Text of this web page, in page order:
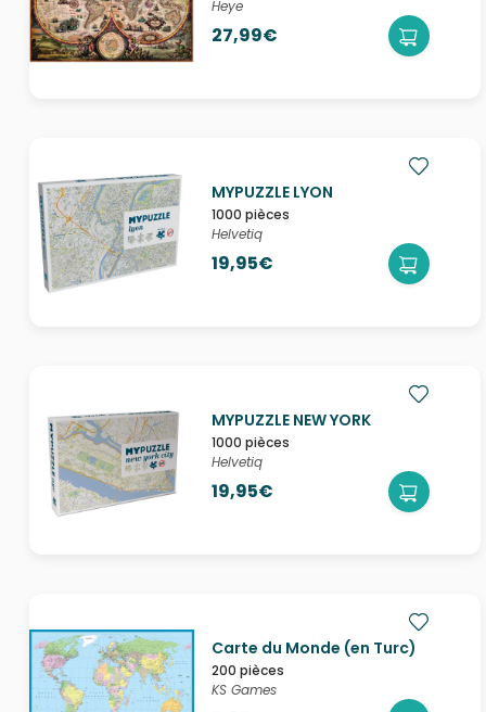
Heye
27,99€
MYPUZZLE LYON
1000 pièces
Helvetiq
19,95€
MYPUZZLE NEW YORK
1000 pièces
Helvetiq
19,95€
Carte du Monde (en Turc)
200 pièces
KS Games